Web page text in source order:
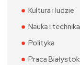
Kultura i ludzie
Nauka i technika
Polityka
Praca Białystok